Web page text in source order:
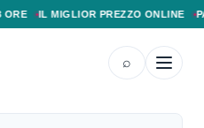
IL MIGLIOR PREZZO ONLINE
⌕